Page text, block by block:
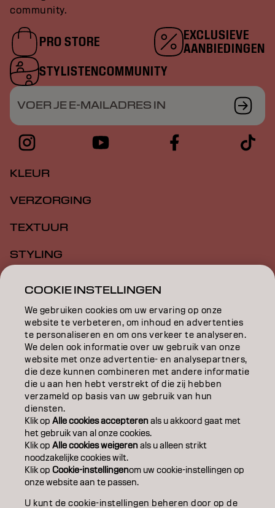
community.
PRO STORE
EXCLUSIEVE
AANBIEDINGEN
STYLISTENCOMMUNITY
VOER JE E-MAILADRES IN
KLEUR
VERZORGING
TEXTUUR
STYLING
EDUCATION
OVER
SALONVINDER
WORD PARTNER
CONTACT
ColofonPrivacyverklaringCookiebeleid
GebruiksvoorwaardenToegankelijkheidsverklaring
COOKIE INSTELLINGEN
We gebruiken cookies om uw ervaring op onze
website te verbeteren, om inhoud en advertenties
te personaliseren en om ons verkeer te analyseren.
We delen ook informatie over uw gebruik van onze
website met onze advertentie- en analysepartners,
die deze kunnen combineren met andere informatie
die u aan hen hebt verstrekt of die zij hebben
verzameld op basis van uw gebruik van hun
diensten.
Klik opAlle cookies accepterenals u akkoord gaat met
het gebruik van al onze cookies.
Klik opAlle cookies weigerenals u alleen strikt
noodzakelijke cookies wilt.
Klik opCookie-instellingenom uw cookie-instellingen op
onze website aan te passen.
U kunt de cookie-instellingen beheren door op de